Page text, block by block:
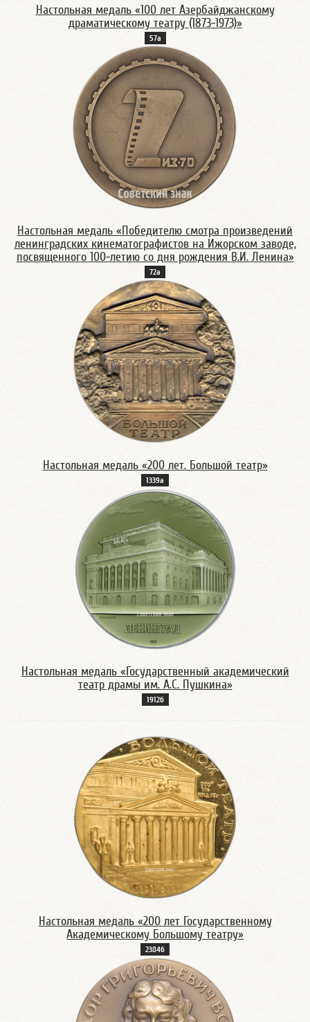
Настольная медаль «100 лет Азербайджанскому
драматическому театру (1873-1973)»
57а
Настольная медаль «Победителю смотра произведений
ленинградских кинематографистов на Ижорском заводе,
посвященного 100-летию со дня рождения В.И. Ленина»
72а
Настольная медаль «200 лет. Большой театр»
1339а
Настольная медаль «Государственный академический
театр драмы им. А.С. Пушкина»
1912б
Настольная медаль «200 лет Государственному
Академическому Большому театру»
2384б